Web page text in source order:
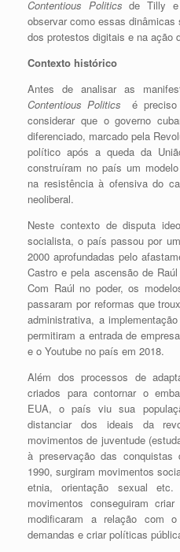
Contentious Politics de Tilly e
observar como essas
dos protestos digitais e na ação
Contexto histórico
Antes de analisar as
Contentious Politics
é
considerar que o governo
diferenciado, marcado pela
político após a queda da
construíram no país um
na resistência à ofensiva do
neoliberal.
Neste contexto de disputa
socialista, o país passou por
2000 aprofundadas pelo
Castro e pela ascensão de
Com Raúl no poder, os
passaram por reformas que
administrativa, a
permitiram a entrada de
e o Youtube no país em 2018.
Além dos processos de
criados para contornar o
EUA, o país viu sua
distanciar dos ideais da
movimentos de juventude
à preservação das
1990, surgiram movimentos
etnia, orientação sexual
movimentos conseguiram
modificaram a relação com
demandas e criar políticas